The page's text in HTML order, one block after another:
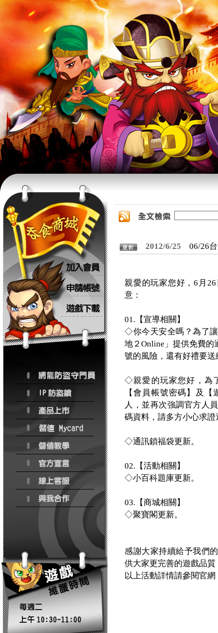
2012/6/25 06/26
親愛的玩家您好，6月
意：
01.【宣導相關】
◇你今天安全嗎？為了
地２Online」提供免費
號的風險，還有好禮要送
◇親愛的玩家您好，為
【會員帳號密碼】及
人，並再次強調官方人
碼資料，請多方小心求
◇通訊鎖福袋更新。
02.【活動相關】
◇小百科題庫更新。
03.【商城相關】
◇聚寶閣更新。
感謝大家持續給予我們
供大家更完善的遊戲品質
以上活動詳情請參閱官網